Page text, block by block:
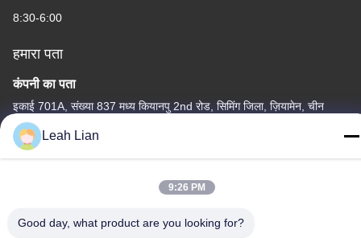
8:30-6:00
हमारा पता
कंपनी का पता
इकाई 701A, संख्या 837 मध्य कियानपु 2nd रोड, सिमिंग जिला, ज़ियामेन, चीन
फैक्टरी का पता
क्रमांक 72, योंगजुन रोड, वुफेंग गांव, चोंगवु टाउन, क्वानज़ोउ, फ़ुज़ियान, चीन
Leah Lian
9:26 PM
Good day, what product are you looking for?